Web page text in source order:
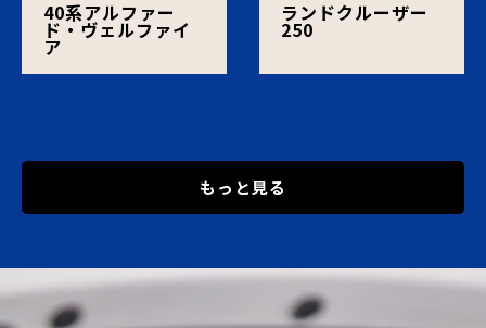
40系アルファー
ド・ヴェルファイ
ア
ランドクルーザー
250
もっと見る